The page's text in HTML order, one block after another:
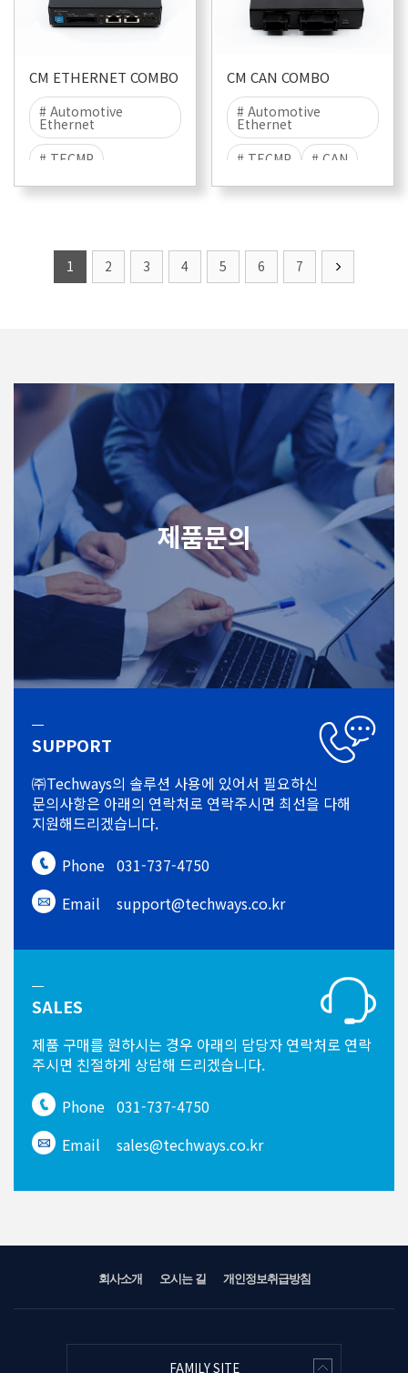
CM ETHERNET COMBO
# Automotive
Ethernet
# TECMP
# 1000BASE-T1
CM CAN COMBO
# Automotive
Ethernet
# TECMP
# CAN
# RS-232
# CAN-FD
1 2 3 4 5 6 7
제품문의
SUPPORT
㈜Techways의 솔루션 사용에 있어서 필요하신
문의사항은 아래의 연락처로 연락주시면 최선을 다해
지원해드리겠습니다.
Phone 031-737-4750
Email
support@techways.co.kr
SALES
제품 구매를 원하시는 경우 아래의 담당자 연락처로 연락
주시면 친절하게 상담해 드리겠습니다.
Phone 031-737-4750
Email
sales@techways.co.kr
회사소개 오시는 길 개인정보취급방침
FAMILY SITE